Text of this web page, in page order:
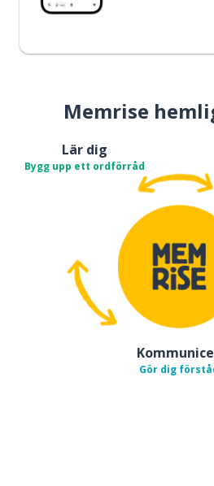
Memrise
Lär dig
Bygg upp ett ordförråd
Gör dig